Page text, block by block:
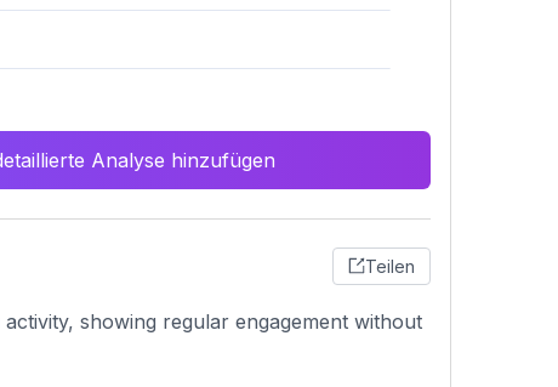
Analyse hinzufügen
Teilen
showing regular engagement without